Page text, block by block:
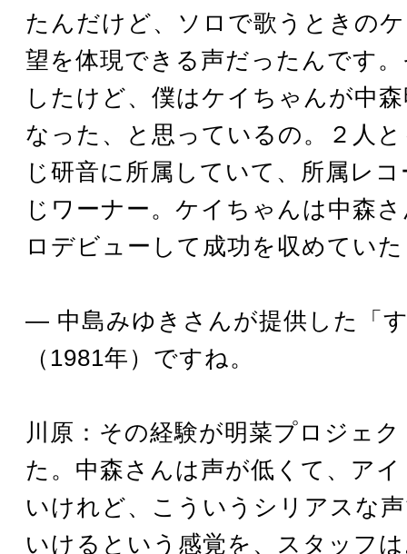
たんだけど、ソロで歌うときの
望を体現できる声だったんです
したけど、僕はケイちゃんが中
なった、と思っているの。２人
じ研音に所属していて、所属レ
じワーナー。ケイちゃんは中森
ロデビューして成功を収めてい
― 中島みゆきさんが提供した「
（1981年）ですね。
川原：その経験が明菜プロジェ
た。中森さんは声が低くて、ア
いけれど、こういうシリアスな
いけるという感覚を、スタッフ